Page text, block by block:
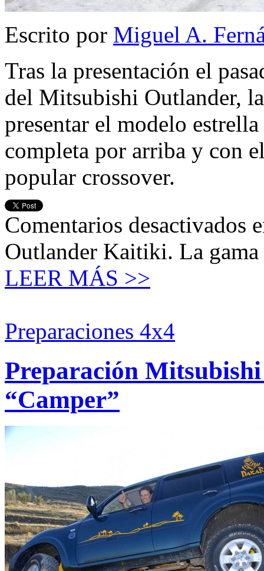
Escrito por Miguel A.
Tras la presentación el
del Mitsubishi Outlander,
presentar el modelo
completa por arriba y con
popular crossover.
Comentarios desactivados
Outlander Kaitiki. La gama
LEER MÁS >>
Preparaciones 4x4
Preparación
“Camper”